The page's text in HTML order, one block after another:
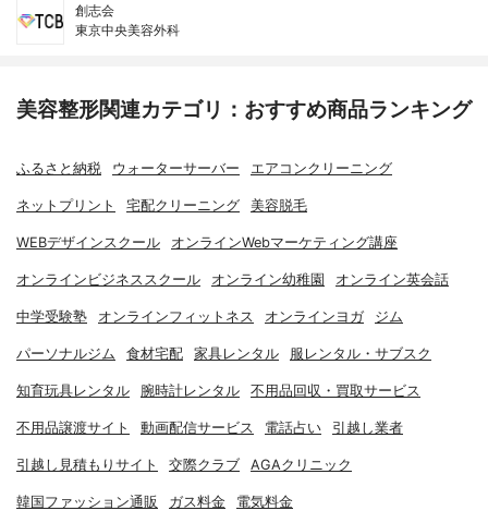
創志会
東京中央美容外科
美容整形関連カテゴリ：おすすめ商品ランキング
ふるさと納税 ウォーターサーバー エアコンクリーニング
ネットプリント 宅配クリーニング 美容脱毛
WEBデザインスクール オンラインWebマーケティング講座
オンラインビジネススクール オンライン幼稚園 オンライン英会話
中学受験塾 オンラインフィットネス オンラインヨガ ジム
パーソナルジム 食材宅配 家具レンタル 服レンタル・サブスク
知育玩具レンタル 腕時計レンタル 不用品回収・買取サービス
不用品譲渡サイト 動画配信サービス 電話占い 引越し業者
引越し見積もりサイト 交際クラブ AGAクリニック
韓国ファッション通販 ガス料金 電気料金